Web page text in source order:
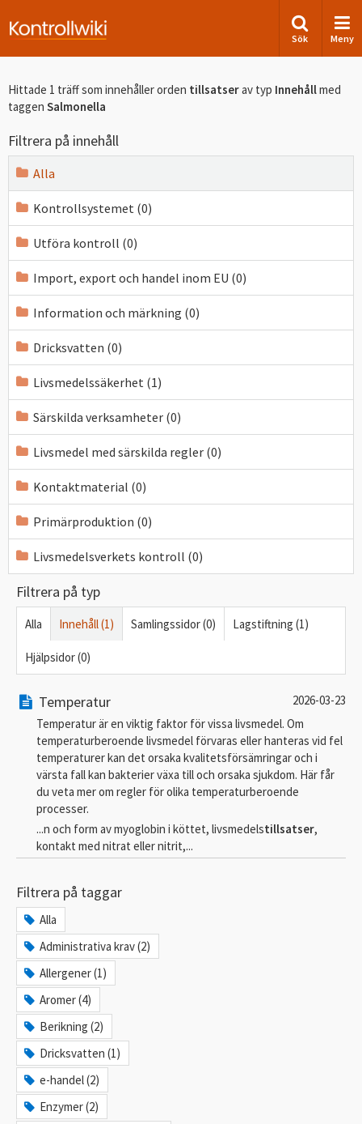
Sök Meny
Hittade 1 träff som innehåller orden tillsatserav typ Innehållmed
taggen Salmonella
Filtrera på innehåll
Alla
Kontrollsystemet (0)
Utföra kontroll (0)
Import, export och handel inom EU (0)
Information och märkning (0)
Dricksvatten (0)
Livsmedelssäkerhet (1)
Särskilda verksamheter (0)
Livsmedel med särskilda regler (0)
Kontaktmaterial (0)
Primärproduktion (0)
Livsmedelsverkets kontroll (0)
Filtrera på typ
Alla Innehåll (1) Samlingssidor (0) Lagstiftning (1)
Hjälpsidor (0)
Temperatur
2026-03-23
Temperatur är en viktig faktor för vissa livsmedel. Om
temperaturberoende livsmedel förvaras eller hanteras vid fel
temperaturer kan det orsaka kvalitetsförsämringar och i
värsta fall kan bakterier växa till och orsaka sjukdom. Här får
du veta mer om regler för olika temperaturberoende
processer.
...n och form av myoglobin i köttet, livsmedelstillsatser,
kontakt med nitrat eller nitrit,...
Filtrera på taggar
Alla
Administrativa krav (2)
Allergener (1)
Aromer (4)
Berikning (2)
Dricksvatten (1)
e-handel (2)
Enzymer (2)